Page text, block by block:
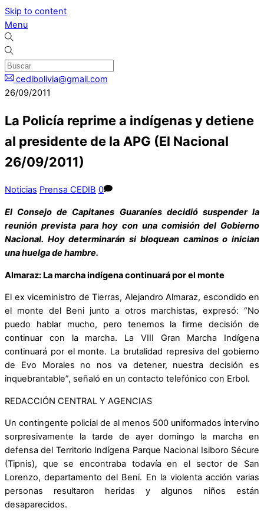
Skip to content
Menu
cedibolivia@gmail.com
26/09/2011
La Policía reprime a indígenas y detiene
al presidente de la APG (El Nacional
26/09/2011)
Noticias Prensa CEDIB 0
El Consejo de Capitanes Guaraníes decidió suspender la
reunión prevista para hoy con una comisión del Gobierno
Nacional. Hoy determinarán si bloquean caminos o inician
una huelga de hambre.
Almaraz: La marcha indígena continuará por el monte
El ex viceministro de Tierras, Alejandro Almaraz, escondido en
el monte del Beni junto a otros marchistas, expresó: “No
puedo hablar mucho, pero tenemos la firme decisión de
continuar con la marcha. La VIII Gran Marcha Indígena
continuará por el monte. La brutalidad represiva del gobierno
de Evo Morales no nos va detener, nuestra decisión es
inquebrantable”, señaló en un contacto telefónico con Erbol.
REDACCIÓN CENTRAL Y AGENCIAS
Un contingente policial de al menos 500 uniformados intervino
sorpresivamente la tarde de ayer domingo la marcha en
defensa del Territorio Indígena Parque Nacional Isiboro Sécure
(Tipnis), que se encontraba todavía en el sector de San
Lorenzo, departamento del Beni. En la violenta acción varias
personas resultaron heridas y algunos niños están
desaparecidos.